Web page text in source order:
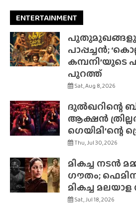
ENTERTAINMENT
പാപ്പച്ചൻ;
കമ്പനി’യുടെ
പുറത്ത്
Sat, Aug 8, 2026
ദുൽഖറിന്റെ
ആക്ഷൻ
ഗെയിമി’ന്റെ
Thu, Jul 30, 2026
മികച്ച നടൻ
ഗൗതം;
മികച്ച മലയാള
Sat, Jul 18, 2026